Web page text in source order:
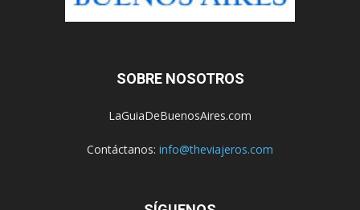
SOBRE NOSOTROS
LaGuiaDeBuenosAires.com
Contáctanos: info@theviajeros.com